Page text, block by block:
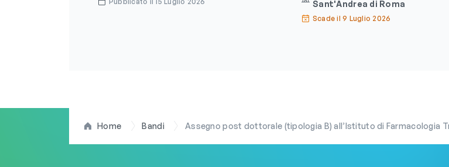
Sant'Andrea di Roma
Scade il 9 Luglio 2026
Home Bandi Assegno post dottorale (tipologia B) all’Istituto di Farmacologia